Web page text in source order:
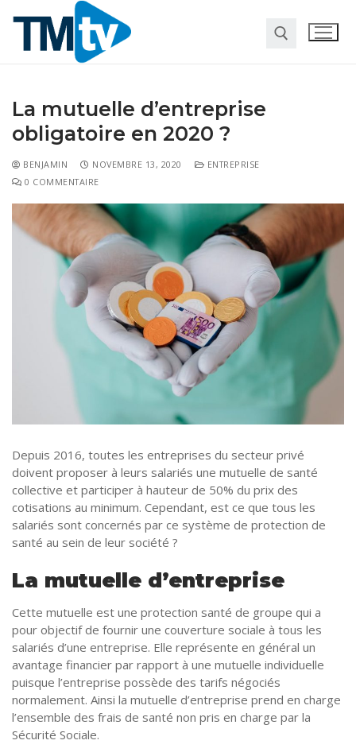
Habitat
Travaux
Pour la maison
Entreprise
Marketing
Transformation digitale
Gastronomie
Santé-Beauté
La mutuelle d’entreprise
obligatoire en 2020 ?
BENJAMIN NOVEMBRE 13, 2020
ENTREPRISE
0 COMMENTAIRE
Depuis 2016, toutes les entreprises du secteur privé
doivent proposer à leurs salariés une mutuelle de santé
collective et participer à hauteur de 50% du prix des
cotisations au minimum. Cependant, est ce que tous les
salariés sont concernés par ce système de protection de
santé au sein de leur société ?
La mutuelle d’entreprise
Cette mutuelle est une protection santé de groupe qui a
pour objectif de fournir une couverture sociale à tous les
salariés d’une entreprise. Elle représente en général un
avantage financier par rapport à une mutuelle individuelle
puisque l’entreprise possède des tarifs négociés
normalement. Ainsi la mutuelle d’entreprise prend en charge
l’ensemble des frais de santé non pris en charge par la
Sécurité Sociale.